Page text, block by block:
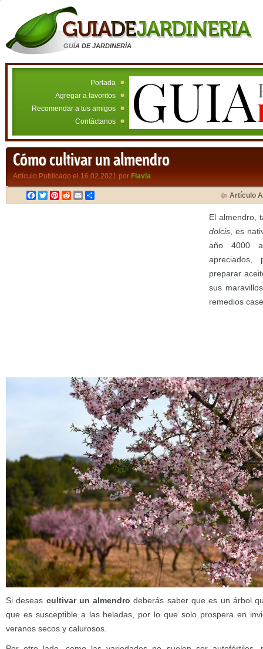
GUÍA DE JARDINERÍA
Portada
Agregar a favoritos
Recomendar a tus amigos
Contáctanos
Cómo cultivar un almendro
Artículo Publicado el 16.02.2021 por Flavia
Facebook
TwitterPinterest
RedditEmail Artículo
El almendro,
dolcis , es
año 4000
preparar
sus
remedios
Si deseas cultivar un almendro deberás saber que es un árbol
que es susceptible a las heladas, por lo que solo prospera en
veranos secos y calurosos.